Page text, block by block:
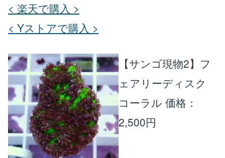
< 楽天で購入 >
< Yストアで購入 >
【サンゴ現物2】フ
ェアリーディスク
コーラル 価格：
2,500円